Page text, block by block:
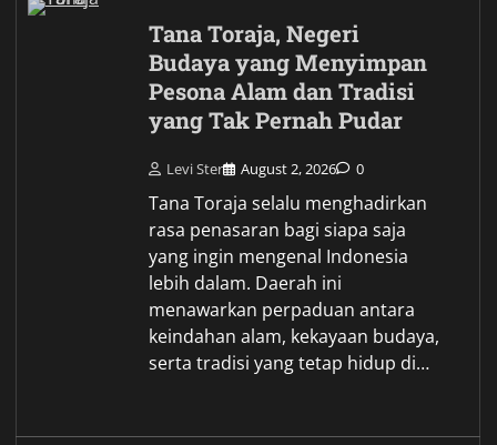
Tana Toraja, Negeri
Budaya yang Menyimpan
Pesona Alam dan Tradisi
yang Tak Pernah Pudar
Levi Ster August 2, 2026 0
Tana Toraja selalu menghadirkan
rasa penasaran bagi siapa saja
yang ingin mengenal Indonesia
lebih dalam. Daerah ini
menawarkan perpaduan antara
keindahan alam, kekayaan budaya,
serta tradisi yang tetap hidup di…